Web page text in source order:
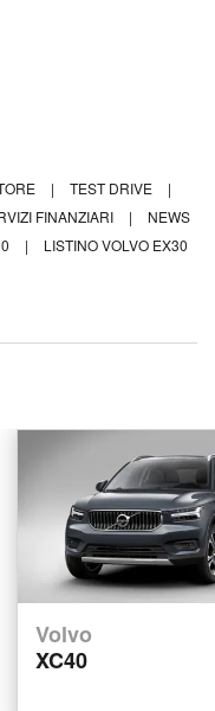
| TEST DRIVE
|
FINANZIARI |
NEWS
|
LISTINO VOLVO EX30
Volvo
XC40